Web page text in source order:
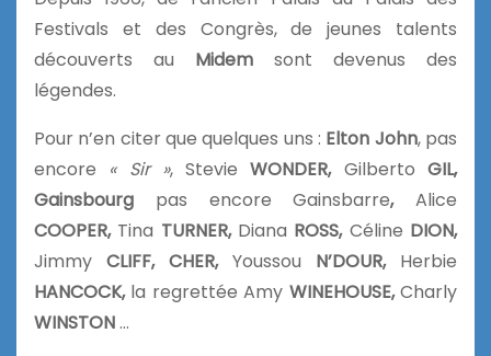
Festivals et des Congrès, de jeunes talents
découverts au Midem sont devenus des
légendes.
Pour n’en citer que quelques uns : Elton John, pas
encore « Sir », StevieWONDER,GilbertoGIL,
Gainsbourg pas encore Gainsbarre,Alice
COOPER,Tina TURNER,Diana ROSS,Céline DION,
Jimmy CLIFF, CHER,Youssou N’DOUR,Herbie
HANCOCK,la regrettée Amy WINEHOUSE,Charly
WINSTON…